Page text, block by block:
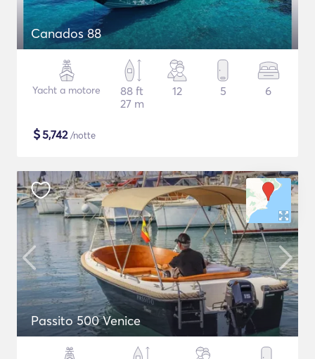
Canados 88
Yacht a motore
88 ft
27 m
12 5 6
$5,742/notte
Passito 500 Venice